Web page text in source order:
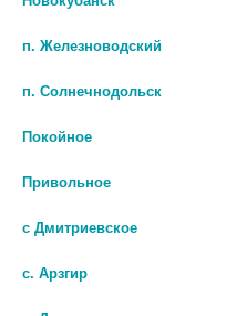
АМП. /МОСКОВСКИЙ
п. Железноводский
п. Солнечнодольск
Покойное
Привольное
с Дмитриевское
с. Арзгир